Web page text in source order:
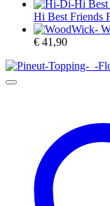
Hi Best Friends
€ 41,90Prijsklasse:
tot